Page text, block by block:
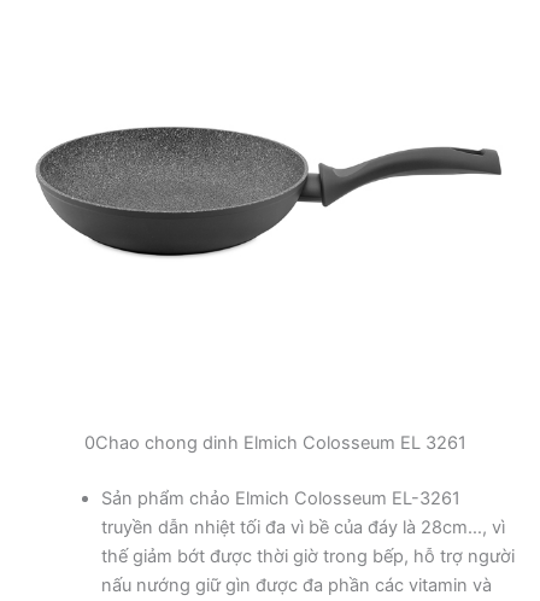
0Chao chong dinh Elmich Colosseum EL 3261
Sản phẩm chảo Elmich Colosseum EL-3261
truyền dẫn nhiệt tối đa vì bề của đáy là 28cm…, vì
thế giảm bớt được thời giờ trong bếp, hỗ trợ người
nấu nướng giữ gìn được đa phần các vitamin và